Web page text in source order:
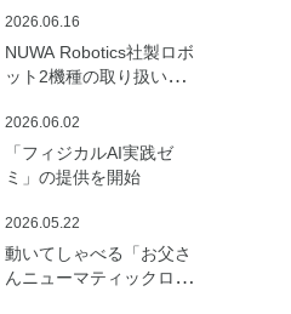
遠隔制御・通信最適化の
実証実験を実施
NUWA Robotics社製ロボ
ット2機種の取り扱いを開
2026.06.16
「フィジカルAI実践ゼ
ミ」の提供を開始
2026.06.02
動いてしゃべる「お父さ
んニューマティックロボ
2026.05.22